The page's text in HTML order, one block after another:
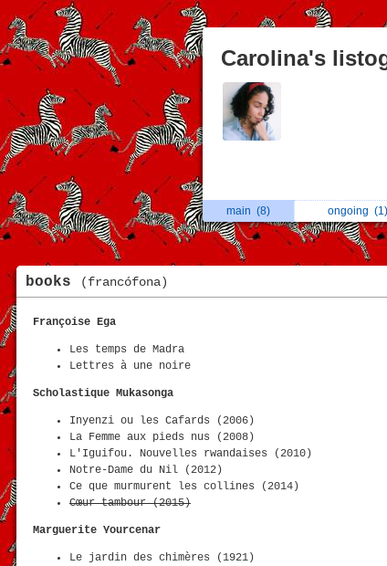
Carolina's
main (8) ongoing (1)
books (francófona)
Françoise Ega
Les temps de Madra
Lettres à une noire
Scholastique Mukasonga
Inyenzi ou les Cafards (2006)
La Femme aux pieds nus (2008)
L'Iguifou. Nouvelles rwandaises (2010)
Notre-Dame du Nil (2012)
Ce que murmurent les collines (2014)
Cœur tambour (2015)
Marguerite Yourcenar
Le jardin des chimères (1921)